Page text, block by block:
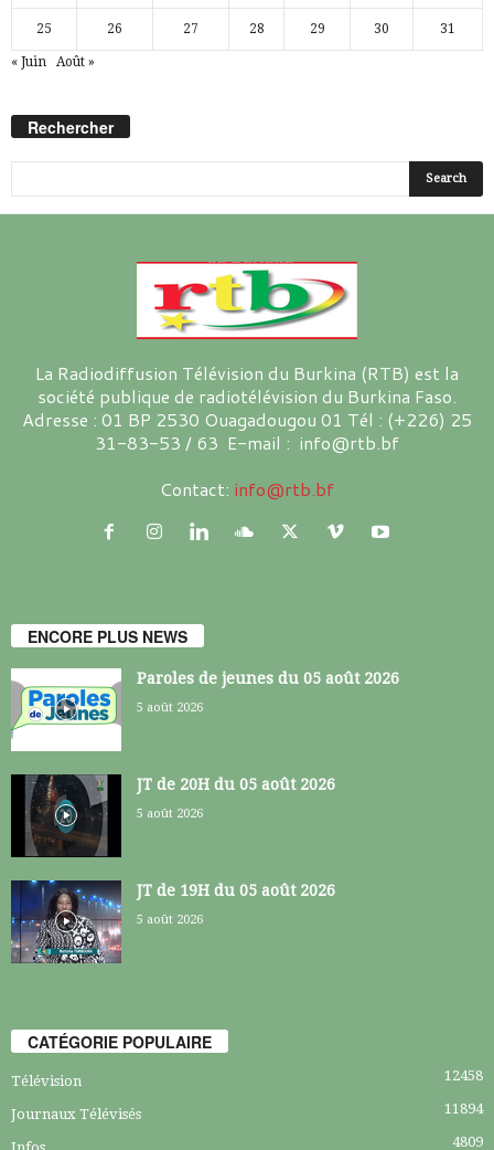
25 26 27 28 29 30 31
« Juin Août »
Rechercher
La Radiodiffusion Télévision du Burkina (RTB) est la
société publique de radiotélévision du Burkina Faso.
Adresse : 01 BP 2530 Ouagadougou 01 Tél : (+226) 25
31-83-53 / 63 E-mail : info@rtb.bf
Contact: info@rtb.bf
ENCORE PLUS NEWS
Paroles de jeunes du 05 août 2026
5 août 2026
JT de 20H du 05 août 2026
5 août 2026
JT de 19H du 05 août 2026
5 août 2026
CATÉGORIE POPULAIRE
Télévision 12458
Journaux Télévisés 11894
4809